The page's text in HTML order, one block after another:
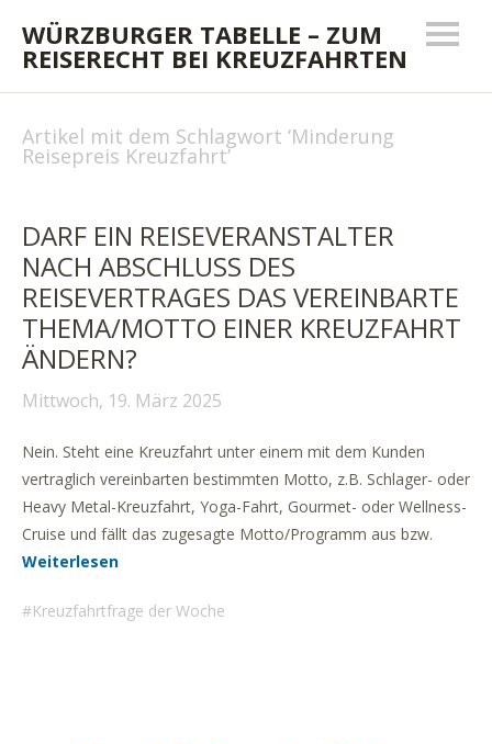
WÜRZBURGER TABELLE – ZUM
REISERECHT BEI KREUZFAHRTEN
Artikel mit dem Schlagwort ‘Minderung
Reisepreis Kreuzfahrt’
DARF EIN REISEVERANSTALTER
NACH ABSCHLUSS DES
REISEVERTRAGES DAS VEREINBARTE
THEMA/MOTTO EINER KREUZFAHRT
ÄNDERN?
Mittwoch, 19. März 2025
Nein. Steht eine Kreuzfahrt unter einem mit dem Kunden
vertraglich vereinbarten bestimmten Motto, z.B. Schlager- oder
Heavy Metal-Kreuzfahrt, Yoga-Fahrt, Gourmet- oder Wellness-
Cruise und fällt das zugesagte Motto/Programm aus bzw.
Weiterlesen
Kreuzfahrtfrage der Woche